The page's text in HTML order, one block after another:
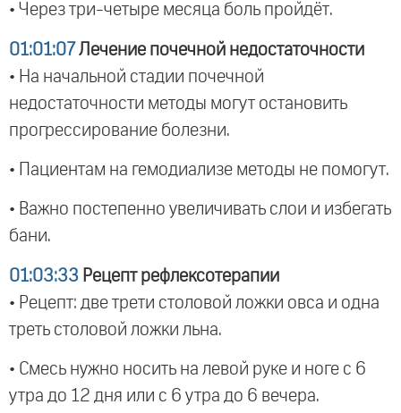
• Через три-четыре месяца боль пройдёт.
01:01:07 Лечение почечной недостаточности
• На начальной стадии почечной
недостаточности методы могут остановить
прогрессирование болезни.
• Пациентам на гемодиализе методы не помогут.
• Важно постепенно увеличивать слои и избегать
бани.
01:03:33 Рецепт рефлексотерапии
• Рецепт: две трети столовой ложки овса и одна
треть столовой ложки льна.
• Смесь нужно носить на левой руке и ноге с 6
утра до 12 дня или с 6 утра до 6 вечера.